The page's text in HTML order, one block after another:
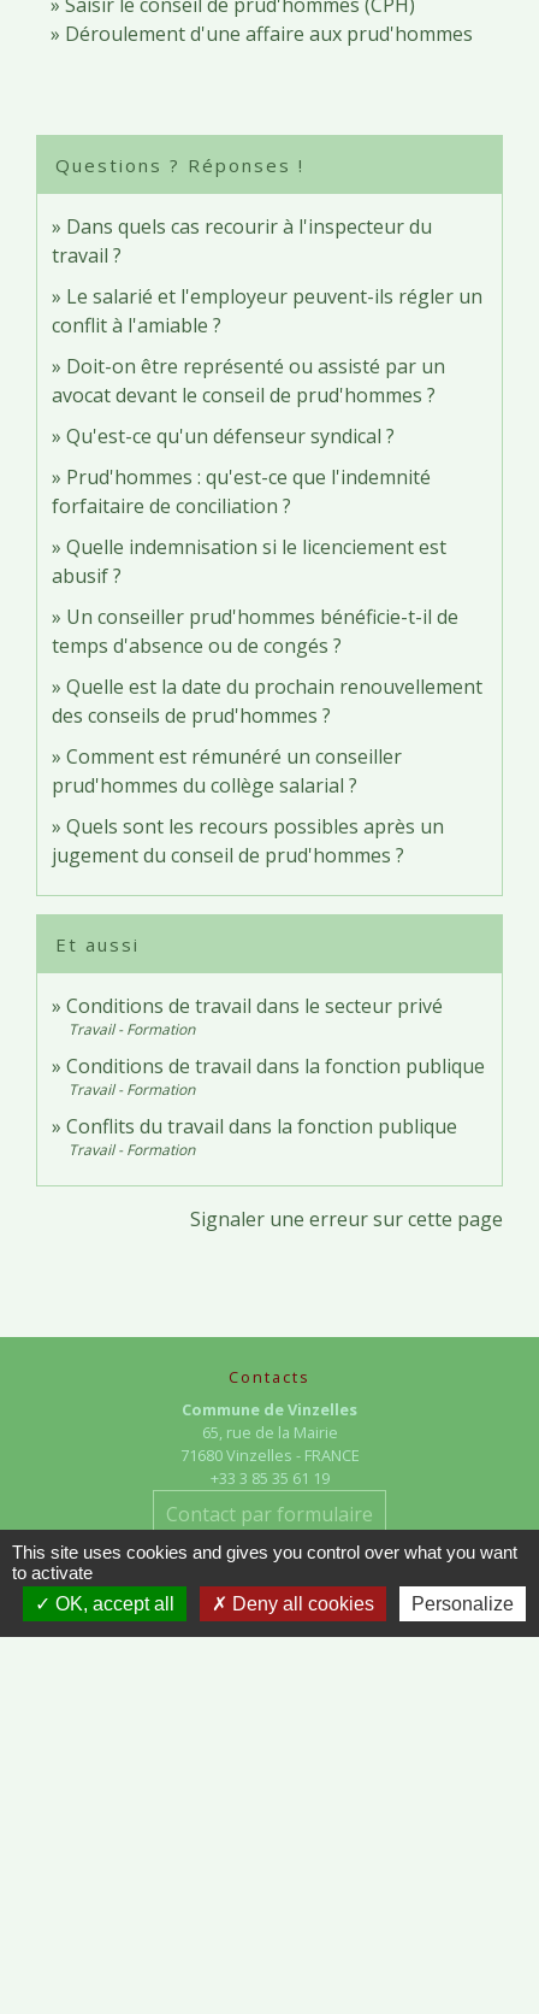
Déroulement d'une affaire aux prud'hommes
Questions ? Réponses !
Dans quels cas recourir à l'inspecteur du
travail ?
Le salarié et l'employeur peuvent-ils régler un
conflit à l'amiable ?
Doit-on être représenté ou assisté par un
avocat devant le conseil de prud'hommes ?
Qu'est-ce qu'un défenseur syndical ?
Prud'hommes : qu'est-ce que l'indemnité
forfaitaire de conciliation ?
Quelle indemnisation si le licenciement est
abusif ?
Un conseiller prud'hommes bénéficie-t-il de
temps d'absence ou de congés ?
Quelle est la date du prochain renouvellement
des conseils de prud'hommes ?
Comment est rémunéré un conseiller
prud'hommes du collège salarial ?
Quels sont les recours possibles après un
jugement du conseil de prud'hommes ?
Et aussi
Conditions de travail dans le secteur privé
Travail - Formation
Conditions de travail dans la fonction publique
Travail - Formation
Conflits du travail dans la fonction publique
Travail - Formation
Signaler une erreur sur cette page
Contacts
Commune de Vinzelles
65, rue de la Mairie
71680 Vinzelles - FRANCE
+33 3 85 35 61 19
Contact par formulaire
This site uses cookies and gives you control over what you want
to activate
OK, accept all
Deny all cookies Personalize